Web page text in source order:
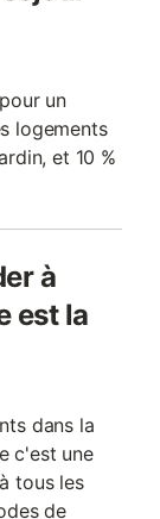
un
logements
et 10 %
à
est la
dans la
c'est une
tous les
de